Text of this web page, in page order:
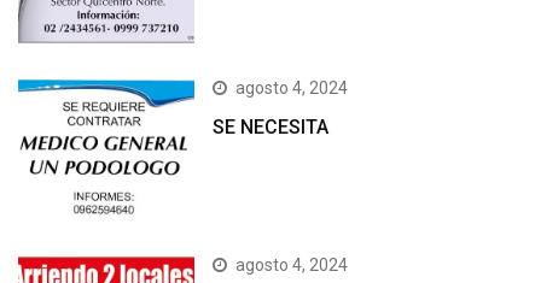
agosto 4, 2024
SE NECESITA
agosto 4, 2024